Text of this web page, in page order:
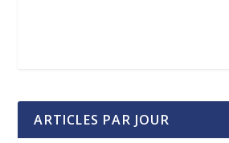
ARTICLES PAR JOUR